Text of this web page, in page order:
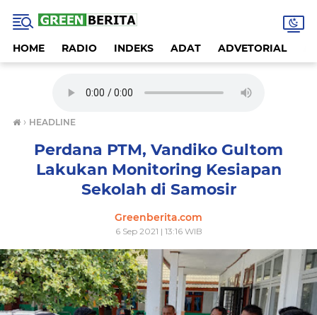
HOME RADIO INDEKS ADAT ADVETORIAL
› HEADLINE
Perdana PTM, Vandiko Gultom
Lakukan Monitoring Kesiapan
Sekolah di Samosir
Greenberita.com
6 Sep 2021 | 13:16 WIB